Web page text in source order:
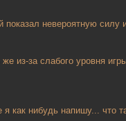
невероятную силу
из-за слабого уровня
я как нибудь напишу... что